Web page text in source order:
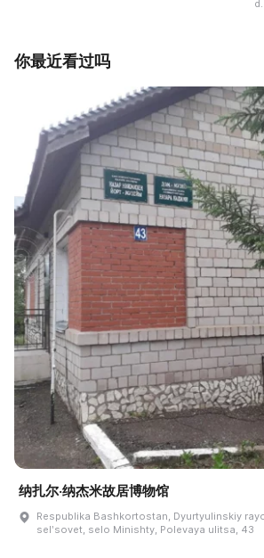
你最近看过吗
纳扎尔·纳杰米故居博物馆
Respublika Bashkortostan, Dyurtyulinskiy
selʹsovet, selo Minishty, Polevaya ulitsa, 43